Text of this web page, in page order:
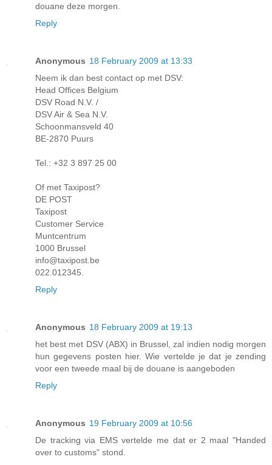
douane deze morgen.
Reply
Anonymous 18 February 2009 at 13:33
Neem ik dan best contact op met DSV:
Head Offices Belgium
DSV Road N.V. /
DSV Air & Sea N.V.
Schoonmansveld 40
BE-2870 Puurs
Tel.: +32 3 897 25 00
Of met Taxipost?
DE POST
Taxipost
Customer Service
Muntcentrum
1000 Brussel
info@taxipost.be
022.012345.
Reply
Anonymous 18 February 2009 at 19:13
het best met DSV (ABX) in Brussel, zal indien nodig morgen
hun gegevens posten hier. Wie vertelde je dat je zending
voor een tweede maal bij de douane is aangeboden
Reply
Anonymous 19 February 2009 at 10:56
De tracking via EMS vertelde me dat er 2 maal "Handed
over to customs" stond.